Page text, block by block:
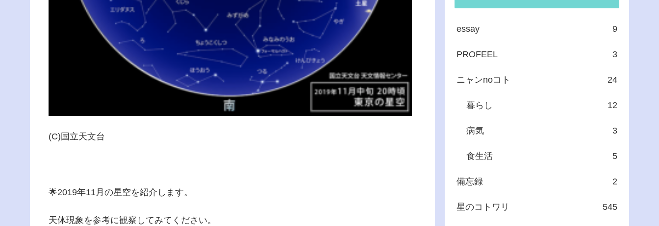
(C)国立天文台
🌟2019年11月の星空を紹介します。
天体現象を参考に観察してみてください。
essay 9
PROFEEL 3
ニャンnoコト 24
暮らし 12
病気 3
食生活 5
備忘録 2
星のコトワリ 545